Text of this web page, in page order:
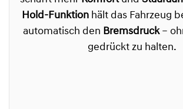
Hold-Funktion hält das Fahrzeug
automatisch den Bremsdruck–
gedrückt zu halten.